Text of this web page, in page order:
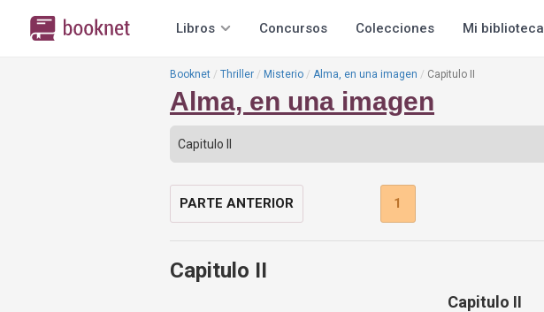
Libros Concursos Colecciones Mi biblioteca
Booknet Thriller Misterio Alma, en una imagen Capitulo II
Alma, en una imagen
PARTE ANTERIOR 1
Capitulo II
Capitulo II